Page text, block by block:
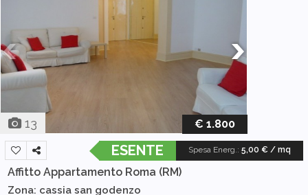
13 € 1.800
Spesa Energ.: 5,00 € / mq
ESENTE
Affitto Appartamento Roma (RM)
Zona: cassia san godenzo